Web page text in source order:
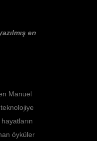
en
Manuel
öyküler